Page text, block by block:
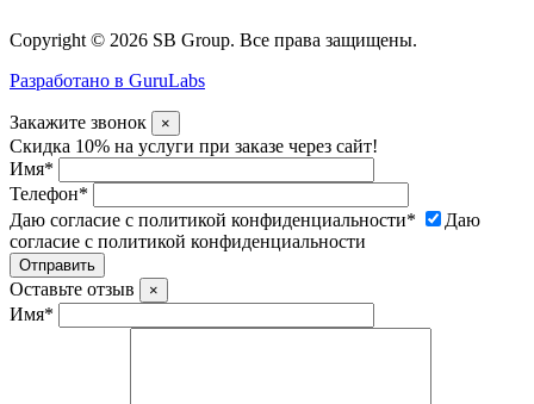
Copyright © 2026 SB Group. Все права защищены.
Разработано в GuruLabs
Закажите звонок ×
Скидка 10% на услуги при заказе через сайт!
Имя*
Телефон*
Даю согласие с политикой конфиденциальности*
Даю
согласие с политикой конфиденциальности
Оставьте отзыв ×
Имя*